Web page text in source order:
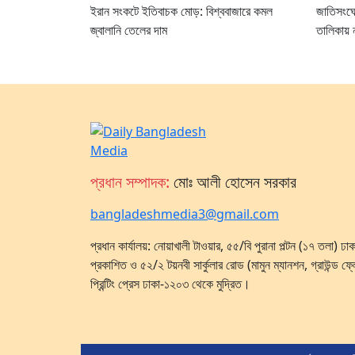
ইরান সংকটে ইতিবাচক মোড়: বিশ্ববাজারে কমল
জ্বালানি তেলের দাম
তালিকায়
প্রধান সম্পাদক: মোঃ আলী হোসেন সরকার
bangladeshmedia3@gmail.com
প্রধান কার্যালয়: নোয়াখালী টাওয়ার, ৫৫/বি পুরানা পল্টন (১৭ তলা)
প্রকাশিত ও ৫২/২ টয়নবী সার্কুলার রোড (মামুন ম্যানশন, গ্রাউন্ড
প্রিন্টিং প্রেস ঢাকা-১২০৩ থেকে মুদ্রিত।